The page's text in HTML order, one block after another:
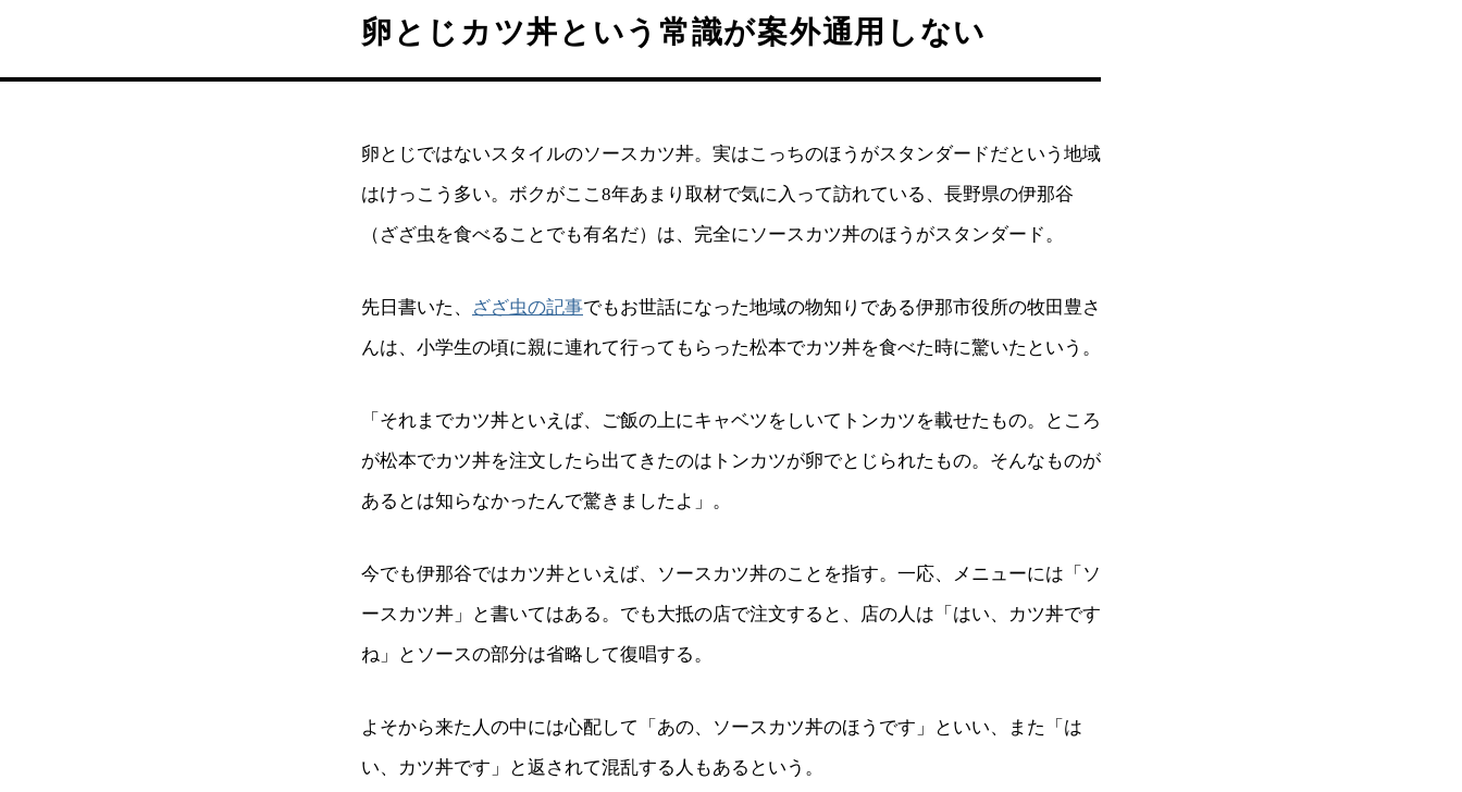
卵とじカツ丼という常識が案外通用しない
卵とじではないスタイルのソースカツ丼。実はこっちのほうがスタンダードだという地域
はけっこう多い。ボクがここ8年あまり取材で気に入って訪れている、長野県の伊那谷
（ざざ虫を食べることでも有名だ）は、完全にソースカツ丼のほうがスタンダード。
先日書いた、 ざざ虫の記事でもお世話になった地域の物知りである伊那市役所の牧田豊さ
んは、小学生の頃に親に連れて行ってもらった松本でカツ丼を食べた時に驚いたという。
「それまでカツ丼といえば、ご飯の上にキャベツをしいてトンカツを載せたもの。ところ
が松本でカツ丼を注文したら出てきたのはトンカツが卵でとじられたもの。そんなものが
あるとは知らなかったんで驚きましたよ」。
今でも伊那谷ではカツ丼といえば、ソースカツ丼のことを指す。一応、メニューには「ソ
ースカツ丼」と書いてはある。でも大抵の店で注文すると、店の人は「はい、カツ丼です
ね」とソースの部分は省略して復唱する。
よそから来た人の中には心配して「あの、ソースカツ丼のほうです」といい、また「は
い、カツ丼です」と返されて混乱する人もあるという。